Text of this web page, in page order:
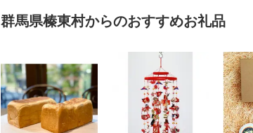
群馬県榛東村からのおすすめお礼品